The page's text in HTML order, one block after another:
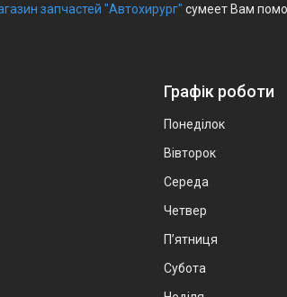
запчастей "Автохирург" сумеет Вам
Графік роботи
Понеділок
Вівторок
Середа
Четвер
Пʼятниця
Субота